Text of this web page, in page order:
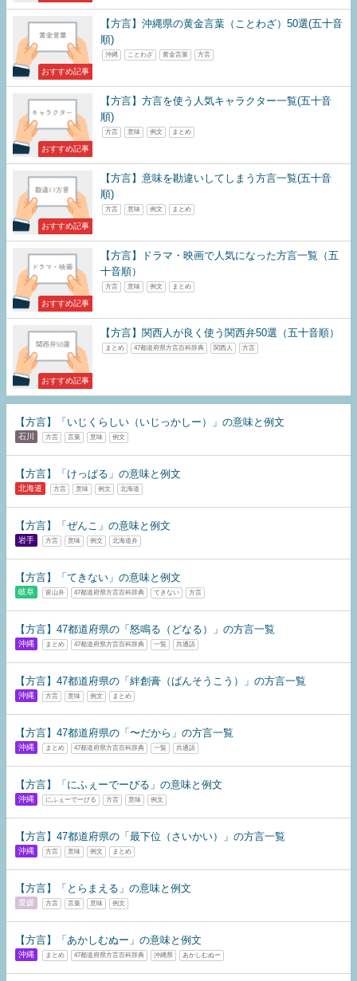
おすすめ記事
【方言】沖縄県の黄金言葉（ことわざ）50選(五十音
順)
沖縄 ことわざ 黄金言葉 方言
おすすめ記事
【方言】方言を使う人気キャラクター一覧(五十音
順)
方言 意味 例文 まとめ
おすすめ記事
【方言】意味を勘違いしてしまう方言一覧(五十音
順)
方言 意味 例文 まとめ
おすすめ記事
【方言】ドラマ・映画で人気になった方言一覧（五
十音順）
方言 意味 例文 まとめ
おすすめ記事
【方言】関西人が良く使う関西弁50選（五十音順）
まとめ 47都道府県方言百科辞典 関西人 方言
【方言】「いじくらしい（いじっかしー）」の意味と例文
石川 方言 言葉 意味 例文
【方言】「けっぱる」の意味と例文
北海道 方言 意味 例文 北海道
【方言】「ぜんこ」の意味と例文
岩手 方言 意味 例文 北海道弁
【方言】「てきない」の意味と例文
岐阜 富山弁 47都道府県方言百科辞典 てきない 方言
【方言】47都道府県の「怒鳴る（どなる）」の方言一覧
沖縄 まとめ 47都道府県方言百科辞典 一覧 共通語
【方言】47都道府県の「絆創膏（ばんそうこう）」の方言一覧
沖縄 方言 意味 例文 まとめ
【方言】47都道府県の「〜だから」の方言一覧
沖縄 まとめ 47都道府県方言百科辞典 一覧 共通語
【方言】​​「にふぇーでーびる」の意味と例文
沖縄 にふぇーでーびる 方言 意味 例文
【方言】47都道府県の「最下位（さいかい）」の方言一覧
沖縄 方言 意味 例文 まとめ
【方言】「とらまえる」の意味と例文
愛媛 方言 言葉 意味 例文
【方言】「あかしむぬー」の意味と例文
沖縄 まとめ 47都道府県方言百科辞典 沖縄県 あかしむぬー